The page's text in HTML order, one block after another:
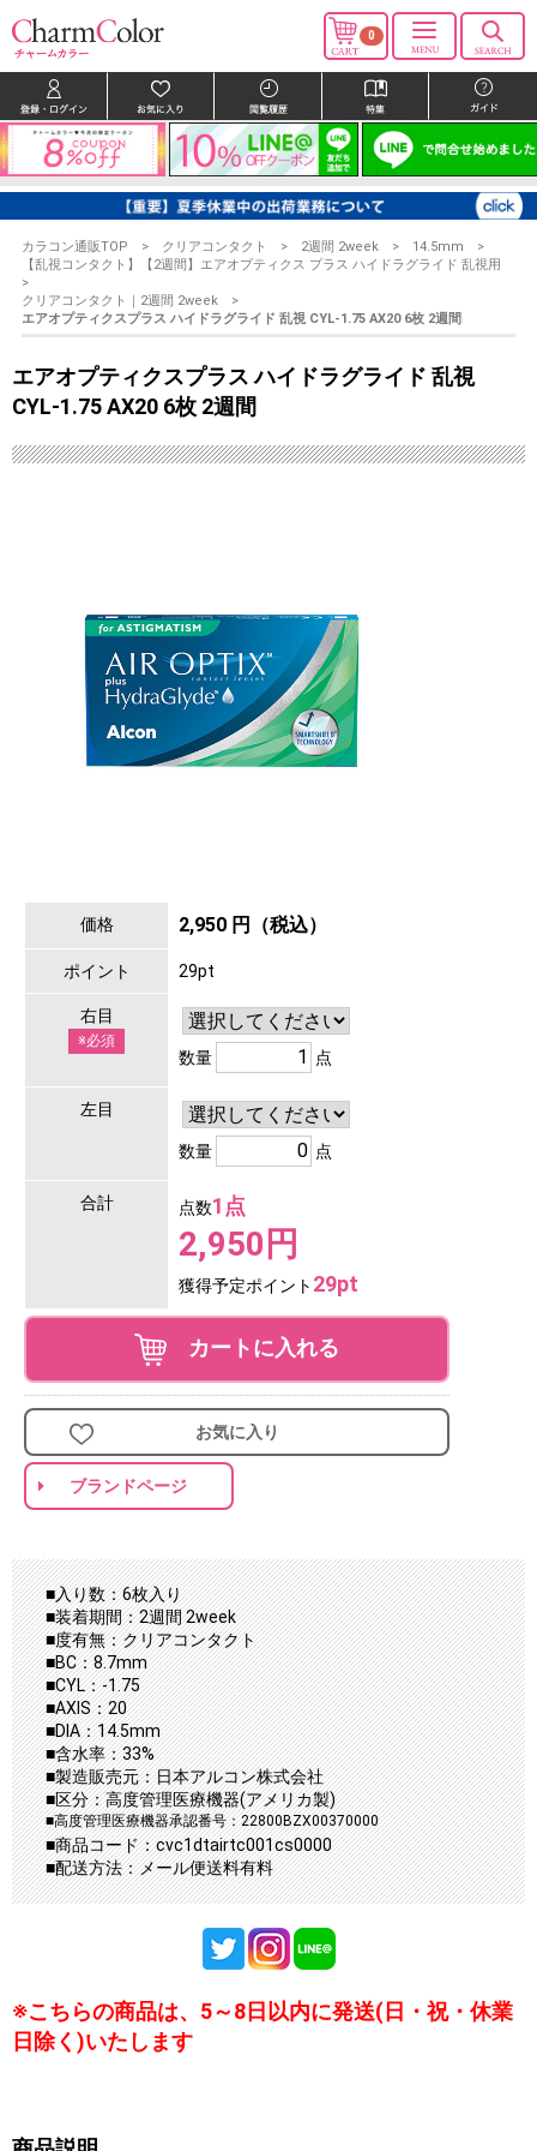
0
カラコン通販TOP クリアコンタクト 2週間 2week
14.5mm
【乱視コンタクト】【2週間】エアオプティクス プラス ハイドラグライド 乱視用
クリアコンタクト｜2週間 2week
エアオプティクスプラス ハイドラグライド 乱視 CYL-1.75 AX20 6枚 2週間
エアオプティクスプラス ハイドラグライド 乱視
CYL-1.75 AX20 6枚 2週間
価格 2,950 円（税込）
ポイント 29pt
右目
※必須
数量 点
左目
数量 点
合計 点数1点
2,950円
獲得予定ポイント 29pt
カートに入れる
お気に入り
ブランドページ
■入り数：6枚入り
■装着期間：2週間 2week
■度有無：クリアコンタクト
■BC：8.7mm
■CYL：-1.75
■AXIS：20
■DIA：14.5mm
■含水率：33%
■製造販売元：日本アルコン株式会社
■区分：高度管理医療機器(アメリカ製)
■高度管理医療機器承認番号：22800BZX00370000
■商品コード：cvc1dtairtc001cs0000
■配送方法：メール便送料有料
※こちらの商品は、5～8日以内に発送(日・祝・休業
日除く)いたします